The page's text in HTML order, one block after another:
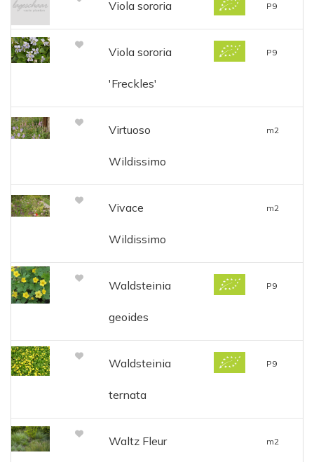
Viola sororia P9
Viola sororia
'Freckles'
P9
Virtuoso
Wildissimo
m2
Vivace
Wildissimo
m2
Waldsteinia
geoides
P9
Waldsteinia
ternata
P9
Waltz Fleur m2